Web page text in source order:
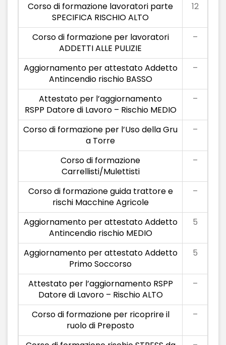
Corso di formazione lavoratori parte
SPECIFICA RISCHIO ALTO
12
Corso di formazione per lavoratori
ADDETTI ALLE PULIZIE
–
Aggiornamento per attestato Addetto
Antincendio rischio BASSO
–
Attestato per l’aggiornamento
RSPP Datore di Lavoro – Rischio MEDIO
–
Corso di formazione per l’Uso della Gru
a Torre
–
Corso di formazione
Carrellisti/Mulettisti
–
Corso di formazione guida trattore e
rischi Macchine Agricole
–
Aggiornamento per attestato Addetto
Antincendio rischio MEDIO
5
Aggiornamento per attestato Addetto
Primo Soccorso
5
Attestato per l’aggiornamento RSPP
Datore di Lavoro – Rischio ALTO
–
Corso di formazione per ricoprire il
ruolo di Preposto
–